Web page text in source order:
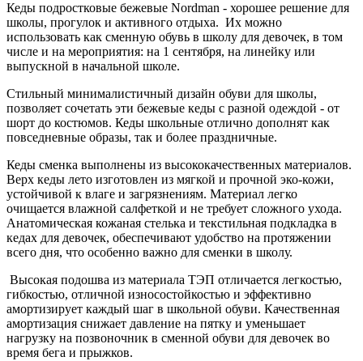
Кеды подростковые бежевые Nordman - хорошее решение для
школы, прогулок и активного отдыха. Их можно
использовать как сменную обувь в школу для девочек, в том
числе и на мероприятия: на 1 сентября, на линейку или
выпускной в начальной школе.
Стильный минималистичный дизайн обуви для школы,
позволяет сочетать эти бежевые кеды с разной одеждой - от
шорт до костюмов. Кеды школьные отлично дополнят как
повседневные образы, так и более праздничные.
Кеды сменка выполнены из высококачественных материалов.
Верх кеды лето изготовлен из мягкой и прочной эко-кожи,
устойчивой к влаге и загрязнениям. Материал легко
очищается влажной салфеткой и не требует сложного ухода.
Анатомическая кожаная стелька и текстильная подкладка в
кедах для девочек, обеспечивают удобство на протяжении
всего дня, что особенно важно для сменки в школу.
Высокая подошва из материала ТЭП отличается легкостью,
гибкостью, отличной износостойкостью и эффективно
амортизирует каждый шаг в школьной обуви. Качественная
амортизация снижает давление на пятку и уменьшает
нагрузку на позвоночник в сменной обуви для девочек во
время бега и прыжков.